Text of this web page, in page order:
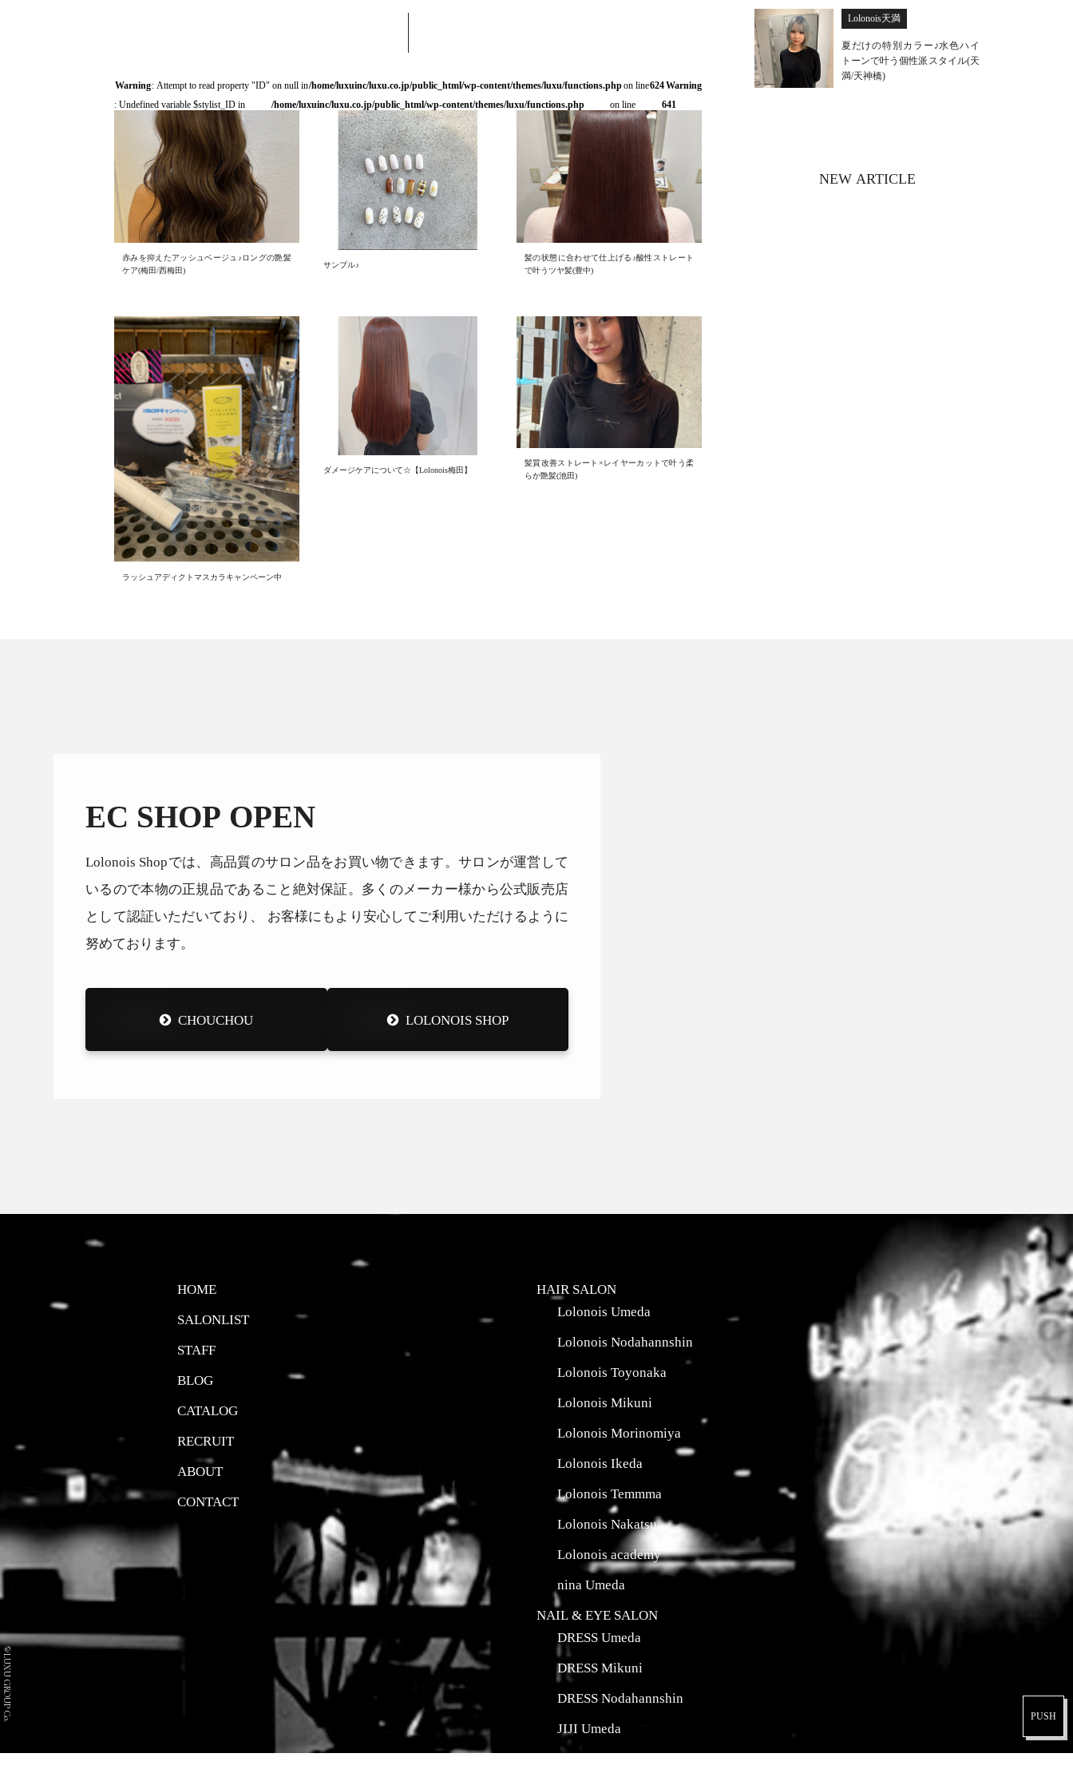
Warning: Attempt to read property "ID" on null in/home/luxuinc/luxu.co.jp/public_html/wp-content/themes/luxu/functions.phpon line624 Warning
: Undefined variable $stylist_ID in
/home/luxuinc/luxu.co.jp/public_html/wp-content/themes/luxu/functions.php on line 641
赤みを抑えたアッシュベージュ♪ロングの艶髪
ケア(梅田/西梅田)
サンプル♪
髪の状態に合わせて仕上げる♪酸性ストレート
で叶うツヤ髪(豊中)
ラッシュアディクトマスカラキャンペーン中
ダメージケアについて☆【Lolonois梅田】
髪質改善ストレート×レイヤーカットで叶う柔
らか艶髪(池田)
Lolonois天満
夏だけの特別カラー♪水色ハイ
トーンで叶う個性派スタイル(天
満/天神橋)
NEW ARTICLE
EC SHOP OPEN
Lolonois Shopでは、高品質のサロン品をお買い物できます。サロンが運営して
いるので本物の正規品であること絶対保証。多くのメーカー様から公式販売店
として認証いただいており、 お客様にもより安心してご利用いただけるように
努めております。
CHOUCHOU LOLONOIS SHOP
HOME
SALONLIST
STAFF
BLOG
CATALOG
RECRUIT
ABOUT
CONTACT
HAIR SALON
Lolonois Umeda
Lolonois Nodahannshin
Lolonois Toyonaka
Lolonois Mikuni
Lolonois Morinomiya
Lolonois Ikeda
Lolonois Temmma
Lolonois Nakatsu
Lolonois academy
nina Umeda
NAIL & EYE SALON
DRESS Umeda
DRESS Mikuni
DRESS Nodahannshin
JIJI Umeda
©LUXU GROUP Co.